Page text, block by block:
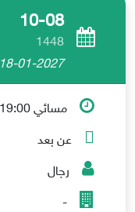
10-08
1448
18-01-2027
مسائي 19:00 - 21:00
عن بعد
رجال
-